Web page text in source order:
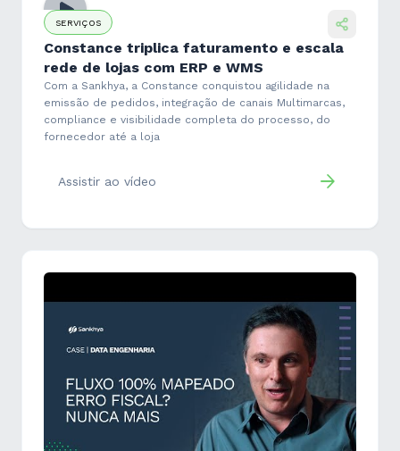
SERVIÇOS
Constance triplica faturamento e escala
rede de lojas com ERP e WMS
Com a Sankhya, a Constance conquistou agilidade na
emissão de pedidos, integração de canais Multimarcas,
compliance e visibilidade completa do processo, do
fornecedor até a loja
Assistir ao vídeo